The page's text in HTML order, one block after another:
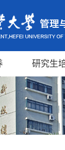
研究生